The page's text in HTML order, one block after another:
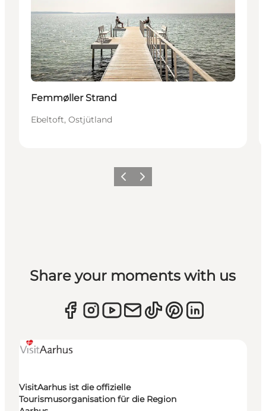
Femmøller Strand
Ebeltoft, Ostjütland
ZurückWeiter
Share your moments with us
VisitAarhus ist die offizielle
Tourismusorganisation für die Region